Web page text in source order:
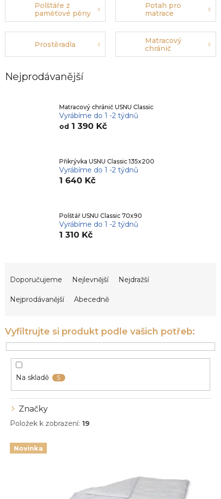
Polštáře z
paměťové pěny
Potah pro
matrace
Prostěradla
Matracový
chránič
Nejprodávanější
Matracový chránič USNU Classic
Vyrábíme do 1 -2 týdnů
od 1 390 Kč
Přikrývka USNU Classic 135x200
Vyrábíme do 1 -2 týdnů
1 640 Kč
Polštář USNU Classic 70x90
Vyrábíme do 1 -2 týdnů
1 310 Kč
p
r
o
Doporučujeme Nejlevnější Nejdražší
Nejprodávanější Abecedně
Na skladě 5
Značky
Položek k zobrazení: 19
V Novinka